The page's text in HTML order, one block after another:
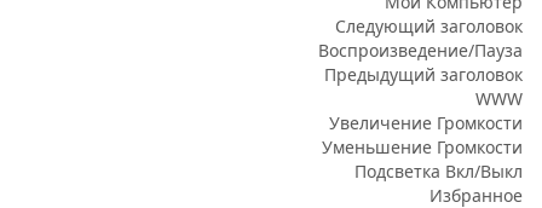
Следующий заголовок
Воспроизведение/Пауза
Предыдущий заголовок
WWW
Увеличение Громкости
Уменьшение Громкости
Подсветка Вкл/Выкл
Избранное